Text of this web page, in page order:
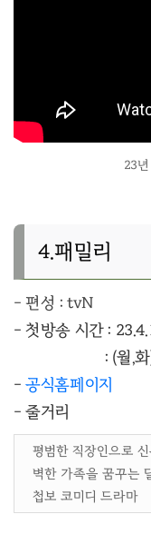
23년
4.패밀리
- 편성 : tvN
- 첫방송 시간 :
: (월,화)오
-공식홈페이지
- 줄거리
평범한 직장인으로
벽한 가족을 꿈꾸는
첩보 코미디 드라마